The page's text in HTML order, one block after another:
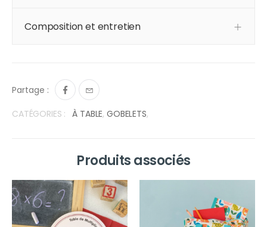
Composition et entretien
Partage :
CATÉGORIES : À TABLE, GOBELETS,
Produits associés